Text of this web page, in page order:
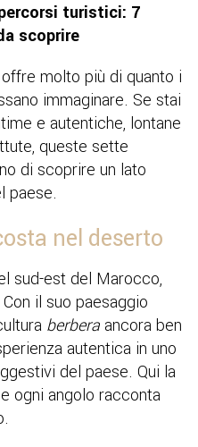
turistici: 7
scoprire
molto più di quanto i
immaginare. Se stai
e autentiche, lontane
queste sette
di scoprire un lato
paese.
nel deserto
sud-est del Marocco,
il suo paesaggio
berbera ancora ben
autentica in uno
del paese. Qui la
ogni angolo racconta